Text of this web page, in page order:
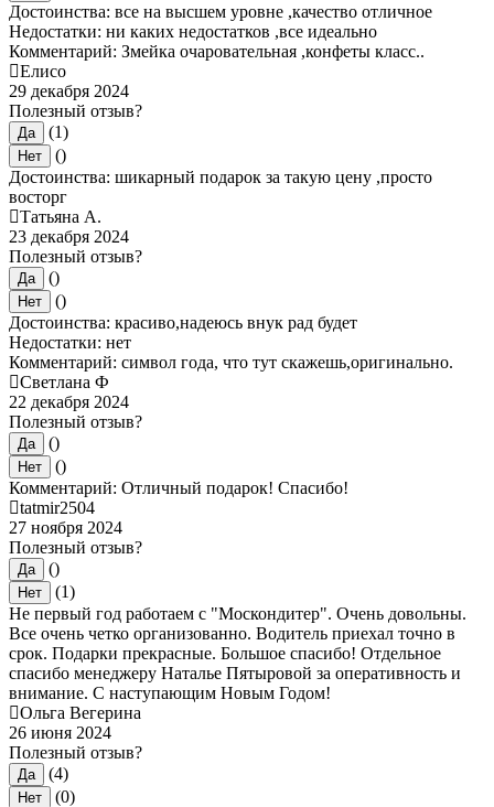
Достоинства: все на высшем уровне ,качество отличное
Недостатки: ни каких недостатков ,все идеально
Комментарий: Змейка очаровательная ,конфеты класс..
Елисо
29 декабря 2024
Полезный отзыв?
Да (1)
Нет
()
Достоинства: шикарный подарок за такую цену ,просто
восторг
Татьяна А.
23 декабря 2024
Полезный отзыв?
Да ()
Нет
()
Достоинства: красиво,надеюсь внук рад будет
Недостатки: нет
Комментарий: символ года, что тут скажешь,оригинально.
Светлана Ф
22 декабря 2024
Полезный отзыв?
Да ()
Нет
()
Комментарий: Отличный подарок! Спасибо!
tatmir2504
27 ноября 2024
Полезный отзыв?
Да ()
Нет
(1)
Не первый год работаем с "Москондитер". Очень довольны.
Все очень четко организованно. Водитель приехал точно в
срок. Подарки прекрасные. Большое спасибо! Отдельное
спасибо менеджеру Наталье Пятыровой за оперативность и
внимание. С наступающим Новым Годом!
Ольга Вегерина
26 июня 2024
Полезный отзыв?
Да (4)
Нет
(0)